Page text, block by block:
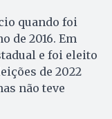
quando foi
de 2016. Em
e foi eleito
de 2022
não teve